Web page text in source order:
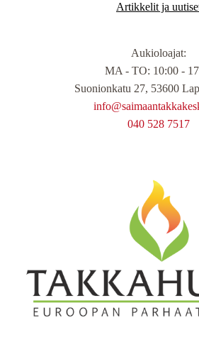
Artikkelit ja
Aukioloajat:
MA - TO: 10:00 -
Suonionkatu 27, 53600
040 528 7517